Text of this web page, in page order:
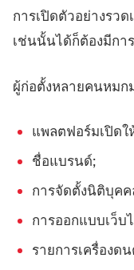
การเปิดตัวอย่างรว
เช่นนั้นได้ก็ต้องมีกา
ผู้ก่อตั้งหลายคนหมก
แพลตฟอร์มเปิดใ
ชื่อแบรนด์;
การจัดตั้งนิติบุคค
การออกแบบเว็บ
รายการเครื่องด